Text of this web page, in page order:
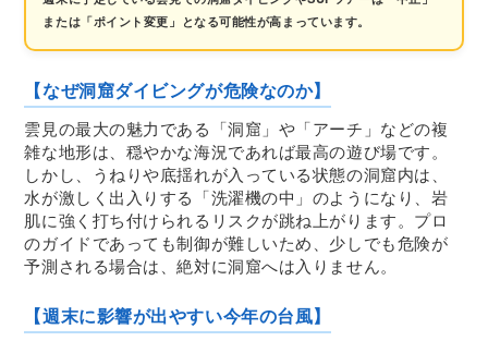
または「ポイント変更」となる可能性が高まっています。
【なぜ洞窟ダイビングが危険なのか】
雲見の最大の魅力である「洞窟」や「アーチ」などの複
雑な地形は、穏やかな海況であれば最高の遊び場です。
しかし、うねりや底揺れが入っている状態の洞窟内は、
水が激しく出入りする「洗濯機の中」のようになり、岩
肌に強く打ち付けられるリスクが跳ね上がります。プロ
のガイドであっても制御が難しいため、少しでも危険が
予測される場合は、絶対に洞窟へは入りません。
【週末に影響が出やすい今年の台風】